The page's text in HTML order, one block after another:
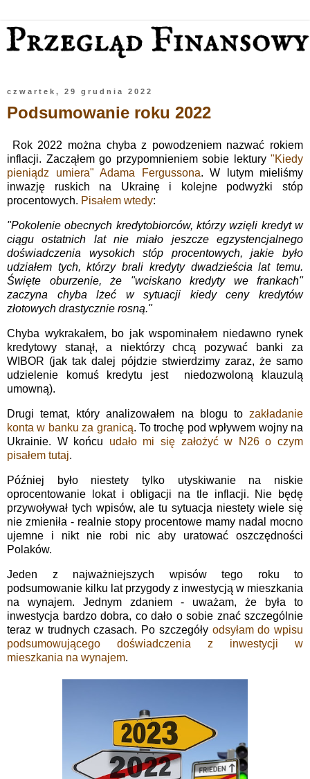
czwartek, 29 grudnia 2022
Podsumowanie roku 2022
Rok 2022 można chyba z powodzeniem nazwać rokiem
inflacji. Zacząłem go przypomnieniem sobie lektury "Kiedy
pieniądz umiera" Adama Fergussona. W lutym mieliśmy
inwazję ruskich na Ukrainę i kolejne podwyżki stóp
procentowych. Pisałem wtedy:
"Pokolenie obecnych kredytobiorców, którzy wzięli kredyt w
ciągu ostatnich lat nie miało jeszcze egzystencjalnego
doświadczenia wysokich stóp procentowych, jakie było
udziałem tych, którzy brali kredyty dwadzieścia lat temu.
Święte oburzenie, że "wciskano kredyty we frankach"
zaczyna chyba lżeć w sytuacji kiedy ceny kredytów
złotowych drastycznie rosną."
Chyba wykrakałem, bo jak wspominałem niedawno rynek
kredytowy stanął, a niektórzy chcą pozywać banki za
WIBOR (jak tak dalej pójdzie stwierdzimy zaraz, że samo
udzielenie komuś kredytu jest niedozwoloną klauzulą
umowną).
Drugi temat, który analizowałem na blogu to zakładanie
konta w banku za granicą. To trochę pod wpływem wojny na
Ukrainie. W końcu udało mi się założyć w N26 o czym
pisałem tutaj.
Później było niestety tylko utyskiwanie na niskie
oprocentowanie lokat i obligacji na tle inflacji. Nie będę
przywoływał tych wpisów, ale tu sytuacja niestety wiele się
nie zmieniła - realnie stopy procentowe mamy nadal mocno
ujemne i nikt nie robi nic aby uratować oszczędności
Polaków.
Jeden z najważniejszych wpisów tego roku to
podsumowanie kilku lat przygody z inwestycją w mieszkania
na wynajem. Jednym zdaniem - uważam, że była to
inwestycja bardzo dobra, co dało o sobie znać szczególnie
teraz w trudnych czasach. Po szczegóły odsyłam do wpisu
podsumowującego doświadczenia z inwestycji w
mieszkania na wynajem.